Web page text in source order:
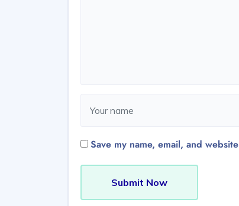
Save my name, email, and
Submit Now